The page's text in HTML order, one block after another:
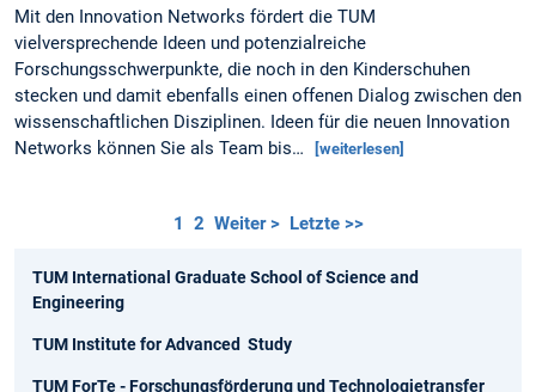
Mit den Innovation Networks fördert die TUM
vielversprechende Ideen und potenzialreiche
Forschungsschwerpunkte, die noch in den Kinderschuhen
stecken und damit ebenfalls einen offenen Dialog zwischen den
wissenschaftlichen Disziplinen. Ideen für die neuen Innovation
Networks können Sie als Team bis…
[weiterlesen]
1 2 Weiter > Letzte >>
TUM International Graduate School of Science and
Engineering
TUM Institute for Advanced Study
TUM ForTe - Forschungsförderung und Technologietransfer